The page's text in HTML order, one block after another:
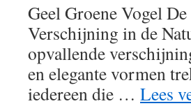
Geel Groene Vogel
Verschijning in de
opvallende
en elegante vormen
iedereen die … Lees